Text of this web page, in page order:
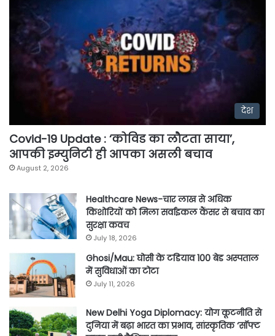
देश
Covid-19 Update : ‘कोविड का लौटता साया’,
आपकी इम्युनिटी ही आपका असली बचाव
August 2, 2026
Healthcare News-चार लाख से अधिक
किशोरियों को मिला सर्वाइकल कैंसर से बचाव का
सुरक्षा कवच
July 18, 2026
Ghosi/Mau: घोसी के टडियाव 100 बेड अस्पताल
में सुविधाओं का टोटा
July 11, 2026
New Delhi Yoga Diplomacy: योग कूटनीति से
दुनिया में बढ़ा भारत का प्रभाव, सांस्कृतिक ‘सॉफ्ट